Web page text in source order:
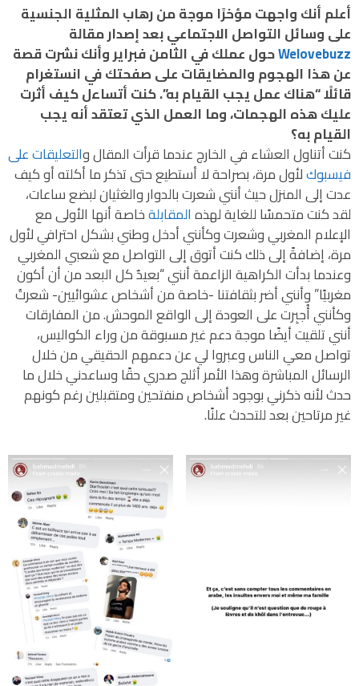
أعلم أنك واجهت مؤخرًا موجة من رهاب المثلية الجنسية
على وسائل التواصل الاجتماعي بعد إصدار مقالة
Welovebuzzحول عملك في الثامن فبراير وأنك نشرت قصة
عن هذا الهجوم والمضايقات على صفحتك في انستغرام
قائلًا “هناك عمل يجب القيام به”. كنت أتساءل كيف أثرت
عليك هذه الهجمات، وما العمل الذي تعتقد أنه يجب
القيام به؟
كنت أتناول العشاء في الخارج عندما قرأت المقال والتعليقات على
فيسبوكلأول مرة، بصراحة لا أستطيع حتى تذكر ما أكلته أو كيف
عدت إلى المنزل حيث أنني شعرت بالدوار والغثيان لبضع ساعات،
لقد كنت متحمسًا للغاية لهذهالمقابلةخاصة أنها الأولى مع
الإعلام المغربي وشعرت وكأنني أدخل وطني بشكل احترافي لأول
مرة، إضافةً إلى ذلك كنت أتوق إلى التواصل مع شعبي المغربي
وعندما بدأت الكراهية الزاعمة أنني “بعيدٌ كل البعد من أن أكون
مغربيًا” وأنني أضر بثقافتنا -خاصة من أشخاص عشوائيين- شعرتُ
وكأنني أُجبِرت على العودة إلى الواقع الموحش. من المفارقات
أنني تلقيت أيضًا موجة دعم غير مسبوقة من وراء الكواليس،
تواصل معي الناس وعبروا لي عن دعمهم الحقيقي من خلال
الرسائل المباشرة وهذا الأمر أثلج صدري حقًا وساعدني خلال ما
حدث لأنه ذكرني بوجود أشخاص منفتحين ومتقبلين رغم كونهم
غير مرتاحين بعد للتحدث علنًا.